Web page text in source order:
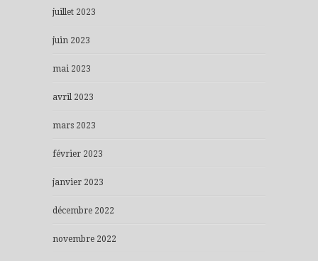
juillet 2023
juin 2023
mai 2023
avril 2023
mars 2023
février 2023
janvier 2023
décembre 2022
novembre 2022